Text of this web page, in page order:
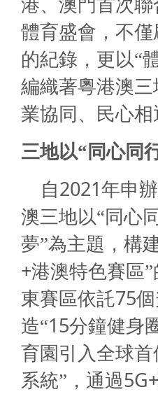
港、澳門首次
體育盛會，不
的紀錄，更以“
編織著粵港澳
業協同、民心相
三地以“同心同
自2021年申
澳三地以“同心
夢”為主題，構
+港澳特色賽區
東賽區依託75
造“15分鐘健身
育園引入全球首
系統”，通過5G+